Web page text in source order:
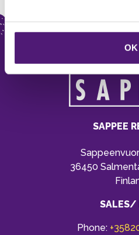
OK
SAPPEE
36450
SALES/
Phone: